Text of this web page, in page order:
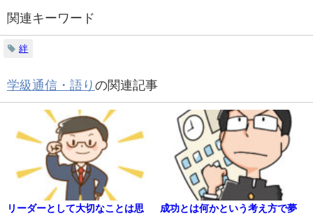
関連キーワード
絆
学級通信・語り の関連記事
リーダーとして大切なことは思
成功とは何かという考え方で夢